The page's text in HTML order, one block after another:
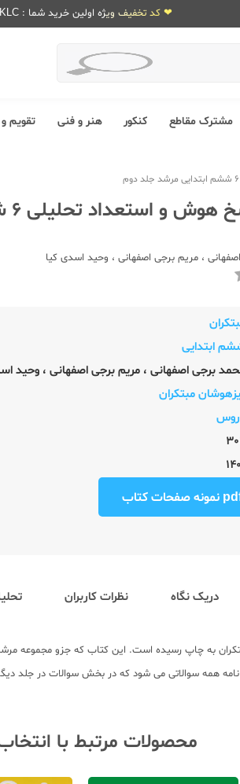
❤ کد تخفیف ویژه اولین خرید شما : KLC ❤
مشترک مقاطع کنکور هنر و فنی تقویم
، مریم برجی اصفهانی ، وحید اسدی کیا
ابتدایی
برجی اصفهانی ، مریم برجی اصفهانی ، وحید
مبتکران
دریک نگاه نظرات کاربران
دبستان، توسط انتشارات مبتکران به چاپ رسیده است. این
است. بخش پاسخ کتاب هوش و استعداد تحلیلی 6 شامل پاسخ نامه همه
محصولات مرتبط با